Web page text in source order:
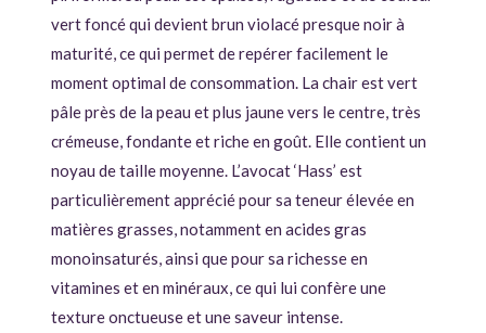
vert foncé qui devient brun violacé presque noir à
maturité, ce qui permet de repérer facilement le
moment optimal de consommation. La chair est vert
pâle près de la peau et plus jaune vers le centre, très
crémeuse, fondante et riche en goût. Elle contient un
noyau de taille moyenne. L’avocat ‘Hass’ est
particulièrement apprécié pour sa teneur élevée en
matières grasses, notamment en acides gras
monoinsaturés, ainsi que pour sa richesse en
vitamines et en minéraux, ce qui lui confère une
texture onctueuse et une saveur intense.